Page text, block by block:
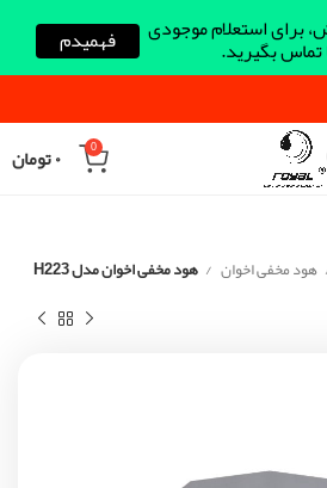
0 ۰تومان
هود مخفی اخوان هود مخفی اخوان مدل H223
برای استعلام موجودی
بگیرید. فهمیدم